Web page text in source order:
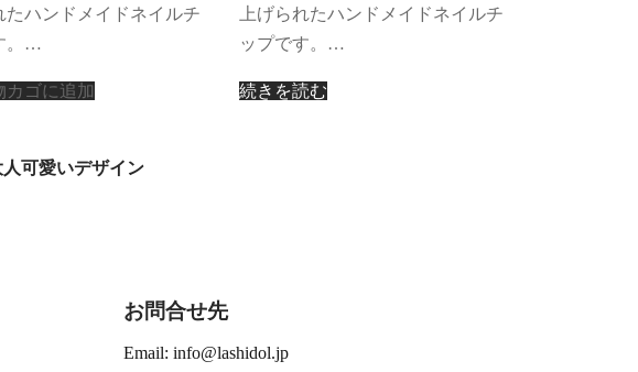
たハンドメイドネイルチ
。…
カゴに追加
上げられたハンドメイドネイルチ
ップです。…
続きを読む
可愛いデザイン
お問合せ先
Email: info@lashidol.jp